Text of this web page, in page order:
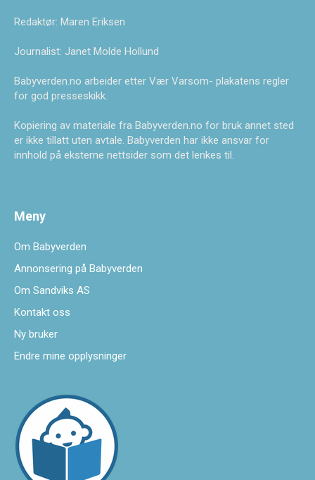
Redaktør: Maren Eriksen
Journalist: Janet Molde Hollund
Babyverden.no arbeider etter Vær Varsom- plakatens regler
for god presseskikk.
Kopiering av materiale fra Babyverden.no for bruk annet sted
er ikke tillatt uten avtale. Babyverden har ikke ansvar for
innhold på eksterne nettsider som det lenkes til.
Meny
Om Babyverden
Annonsering på Babyverden
Om Sandviks AS
Kontakt oss
Ny bruker
Endre mine opplysninger